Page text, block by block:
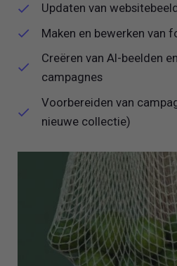
Updaten van
Maken en bewerken van
Creëren van AI-beelden
campagnes
Voorbereiden van
nieuwe collectie)